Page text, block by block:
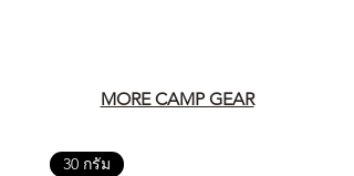
MORE CAMP GEAR
30 กรัม